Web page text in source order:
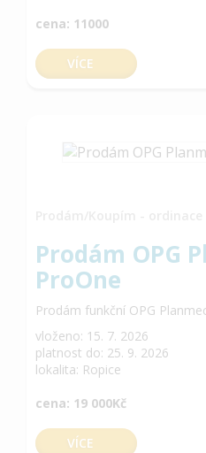
cena: 11000
VÍCE
Prodám OPG
ProOne
Prodám funkční OPG
vloženo: 15. 7. 2026
platnost do: 25. 9. 2026
lokalita: Ropice
cena: 19 000Kč
VÍCE